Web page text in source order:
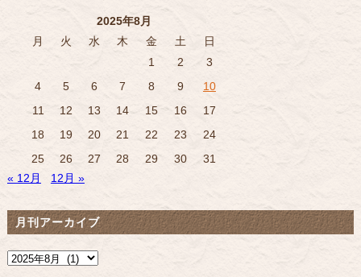
2025年8月
月
火 水 木 金 土
日
1
2
3
4
5 6 7 8 9
10
11
12 13 14 15 16
17
18
19 20 21 22 23
24
25
26 27 28 29 30
31
« 12月
12月 »
月刊アーカイブ